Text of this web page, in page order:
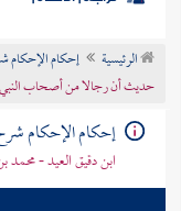
موضوعي
تراجم الأعلام
الرئيسية إحكام الإحكام
حديث أن رجالا من أصحاب النبي
إحكام الإحكام
ابن دقيق العيد -